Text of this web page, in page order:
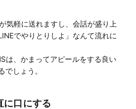
気軽に送れますし、会話が盛り上
でやりとりしよ」なんて流れに
は、かまってアピールをする良い
でしょう。
に口にする